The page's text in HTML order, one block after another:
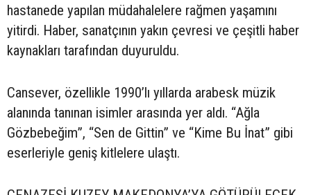
hastanede yapılan müdahalelere rağmen yaşamını
yitirdi. Haber, sanatçının yakın çevresi ve çeşitli haber
kaynakları tarafından duyuruldu.
Cansever, özellikle 1990’lı yıllarda arabesk müzik
alanında tanınan isimler arasında yer aldı. “Ağla
Gözbebeğim”, “Sen de Gittin” ve “Kime Bu İnat” gibi
eserleriyle geniş kitlelere ulaştı.